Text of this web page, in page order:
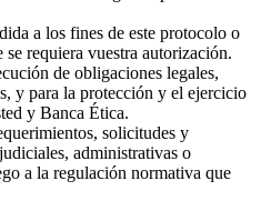
a los fines de este protocolo o
se requiera vuestra autorización.
de obligaciones legales,
y para la protección y el ejercicio
y Banca Ética.
solicitudes y
administrativas o
a la regulación normativa que